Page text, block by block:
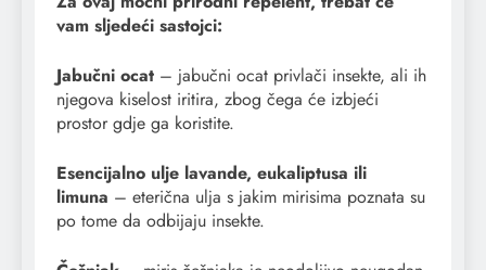
vam sljedeći sastojci:
Jabučni ocat – jabučni ocat privlači insekte, ali ih
njegova kiselost iritira, zbog čega će izbjeći
prostor gdje ga koristite.
Esencijalno ulje lavande, eukaliptusa ili
limuna – eterična ulja s jakim mirisima poznata su
po tome da odbijaju insekte.